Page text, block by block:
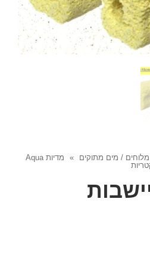
/ מים מתוקים »
מדיות Aqua